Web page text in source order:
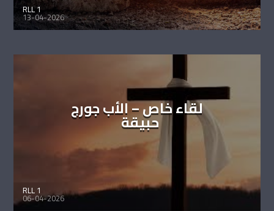
RLL 1
13-04-2026
لقاء خاص – الأب جورج
حبيقة
RLL 1
06-04-2026